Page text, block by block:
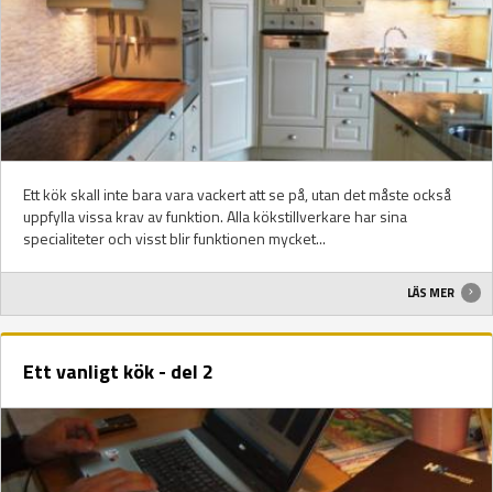
Ett kök skall inte bara vara vackert att se på, utan det måste också
uppfylla vissa krav av funktion. Alla kökstillverkare har sina
specialiteter och visst blir funktionen mycket...
LÄS MER
Ett vanligt kök - del 2